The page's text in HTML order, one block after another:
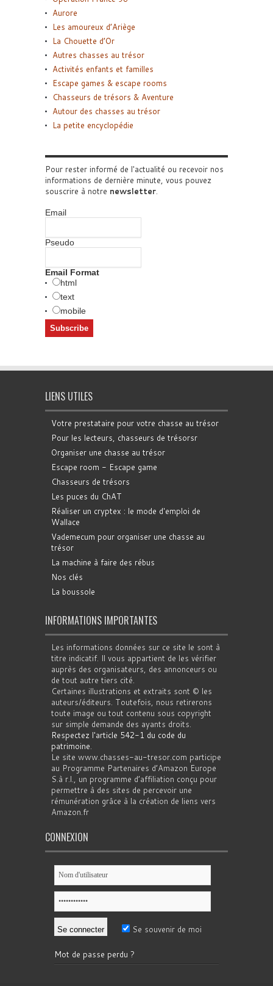
Aurore
Les amoureux d’Ariège
La Chouette d’Or
Autres chasses au trésor
Activités enfants et familles
Escape games & escape rooms
Chasseurs de trésors & Aventure
Autour des chasses au trésor
La petite encyclopédie
Pour rester informé de l'actualité ou recevoir nos
informations de dernière minute, vous pouvez
souscrire à notre newsletter.
Email
Pseudo
Email Format
html
text
mobile
LIENS UTILES
Votre prestataire pour votre chasse au trésor
Pour les lecteurs, chasseurs de trésorsr
Organiser une chasse au trésor
Escape room - Escape game
Chasseurs de trésors
Les puces du ChAT
Réaliser un cryptex : le mode d'emploi de
Wallace
Vademecum pour organiser une chasse au
trésor
La machine à faire des rébus
Nos clés
La boussole
INFORMATIONS IMPORTANTES
Les informations données sur ce site le sont à
titre indicatif. Il vous appartient de les vérifier
auprès des organisateurs, des annonceurs ou
de tout autre tiers cité.
Certaines illustrations et extraits sont © les
auteurs/éditeurs. Toutefois, nous retirerons
toute image ou tout contenu sous copyright
sur simple demande des ayants droits.
Respectez l'article 542-1 du code du
patrimoine.
Le site www.chasses-au-tresor.com participe
au Programme Partenaires d’Amazon Europe
S.à r.l., un programme d’affiliation conçu pour
permettre à des sites de percevoir une
rémunération grâce à la création de liens vers
Amazon.fr
CONNEXION
Se souvenir de moi
Mot de passe perdu ?